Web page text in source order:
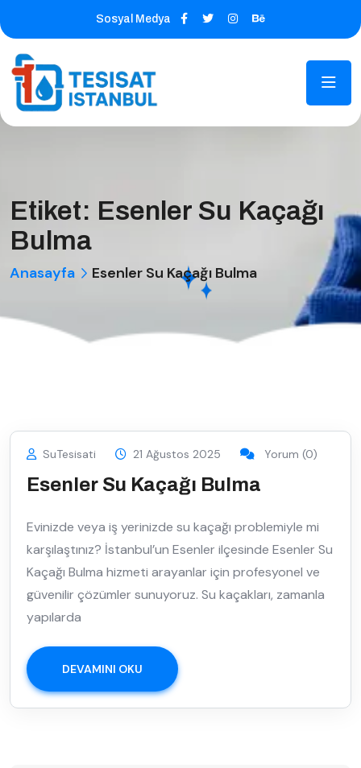
Sosyal Medya
Etiket: Esenler Su Kaçağı
Bulma
Anasayfa Esenler Su Kaçağı Bulma
SuTesisati 21 Ağustos 2025 Yorum (0)
Esenler Su Kaçağı Bulma
Evinizde veya iş yerinizde su kaçağı problemiyle mi
karşılaştınız? İstanbul’un Esenler ilçesinde Esenler Su
Kaçağı Bulma hizmeti arayanlar için profesyonel ve
güvenilir çözümler sunuyoruz. Su kaçakları, zamanla
yapılarda
DEVAMINI OKU